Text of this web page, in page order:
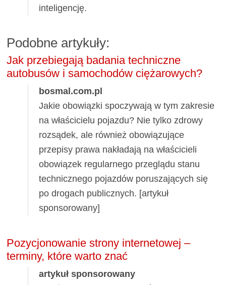
inteligencję.
Podobne artykuły:
Jak przebiegają badania techniczne
autobusów i samochodów ciężarowych?
bosmal.com.pl
Jakie obowiązki spoczywają w tym zakresie
na właścicielu pojazdu? Nie tylko zdrowy
rozsądek, ale również obowiązujące
przepisy prawa nakładają na właścicieli
obowiązek regularnego przeglądu stanu
technicznego pojazdów poruszających się
po drogach publicznych. [artykuł
sponsorowany]
Pozycjonowanie strony internetowej –
terminy, które warto znać
artykuł sponsorowany